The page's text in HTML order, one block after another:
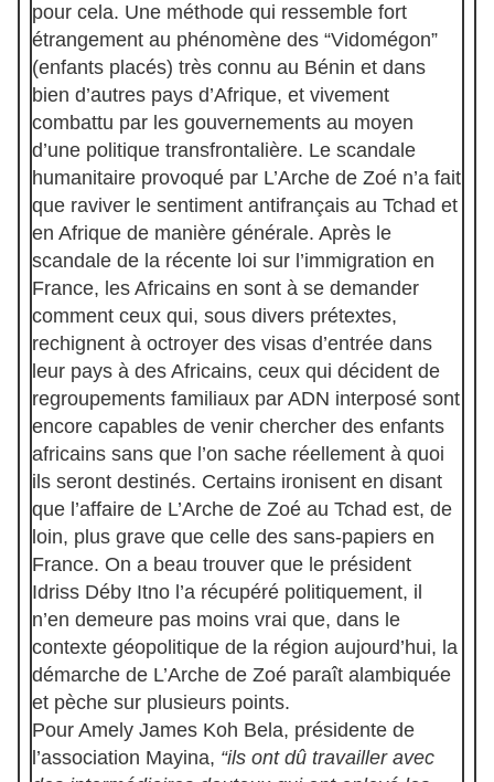
pour cela. Une méthode qui ressemble fort
étrangement au phénomène des “Vidomégon”
(enfants placés) très connu au Bénin et dans
bien d’autres pays d’Afrique, et vivement
combattu par les gouvernements au moyen
d’une politique transfrontalière. Le scandale
humanitaire provoqué par L’Arche de Zoé n’a fait
que raviver le sentiment antifrançais au Tchad et
en Afrique de manière générale. Après le
scandale de la récente loi sur l’immigration en
France, les Africains en sont à se demander
comment ceux qui, sous divers prétextes,
rechignent à octroyer des visas d’entrée dans
leur pays à des Africains, ceux qui décident de
regroupements familiaux par ADN interposé sont
encore capables de venir chercher des enfants
africains sans que l’on sache réellement à quoi
ils seront destinés. Certains ironisent en disant
que l’affaire de L’Arche de Zoé au Tchad est, de
loin, plus grave que celle des sans-papiers en
France. On a beau trouver que le président
Idriss Déby Itno l’a récupéré politiquement, il
n’en demeure pas moins vrai que, dans le
contexte géopolitique de la région aujourd’hui, la
démarche de L’Arche de Zoé paraît alambiquée
et pèche sur plusieurs points.
Pour Amely James Koh Bela, présidente de
l’association Mayina, “ils ont dû travailler avec